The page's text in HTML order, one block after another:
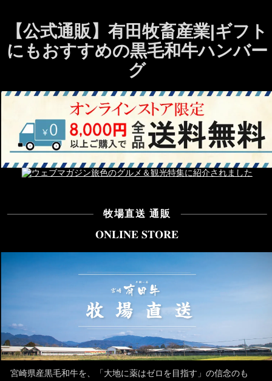
【公式通販】有田牧畜産業|ギフト
にもおすすめの黒毛和牛ハンバー
グ
牧場直送 通販
ONLINE STORE
宮崎県産黒毛和牛を、「大地に薬はゼロを目指す」の信念のも